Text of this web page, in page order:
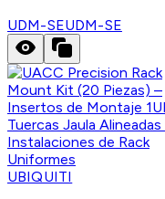
UDM-SEUDM-SE
UBIQUITI